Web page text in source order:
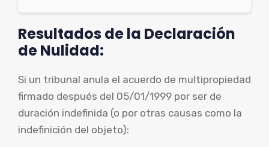
Resultados de la Declaración
de Nulidad:
Si un tribunal anula el acuerdo de multipropiedad
firmado después del 05/01/1999 por ser de
duración indefinida (o por otras causas como la
indefinición del objeto):